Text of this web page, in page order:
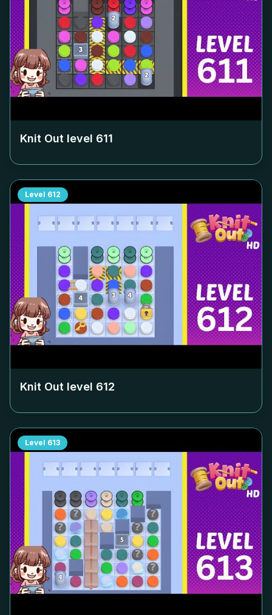
Knit Out level 611
Level 612
Knit Out level 612
Level 613